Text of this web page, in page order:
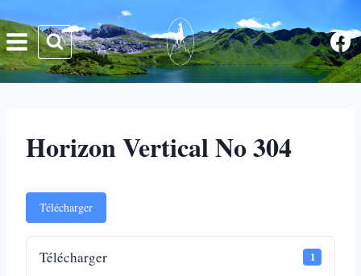
au
contenu
Horizon Vertical No 304
Télécharger
Télécharger 1